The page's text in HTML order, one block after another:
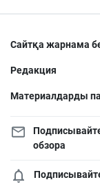
Сайтқа жарнама
Редакция
Материалдарды
обзора